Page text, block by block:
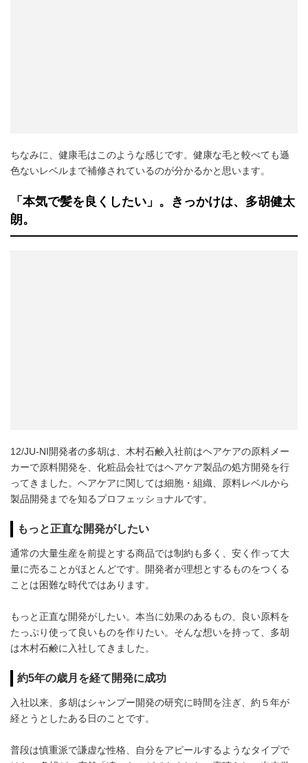
ちなみに、健康毛はこのような感じです。健康な毛と較べても遜
色ないレベルまで補修されているのが分かるかと思います。
「本気で髪を良くしたい」。きっかけは、多胡健太
朗。
12/JU-NI開発者の多胡は、木村石鹸入社前はヘアケアの原料メー
カーで原料開発を、化粧品会社ではヘアケア製品の処方開発を行
ってきました。ヘアケアに関しては細胞・組織、原料レベルから
製品開発までを知るプロフェッショナルです。​
もっと正直な開発がしたい
通常の大量生産を前提とする商品では制約も多く、安く作って大
量に売ることがほとんどです。開発者が理想とするものをつくる
ことは困難な時代ではあります。
もっと正直な開発がしたい。本当に効果のあるもの、良い原料を
たっぷり使って良いものを作りたい。そんな想いを持って、多胡
は木村石鹸に入社してきました。
約5年の歳月を経て開発に成功
入社以来、多胡はシャンプー開発の研究に時間を注ぎ、約５年が
経とうとしたある日のことです。
普段は慎重派で謙虚な性格、自分をアピールするようなタイプで